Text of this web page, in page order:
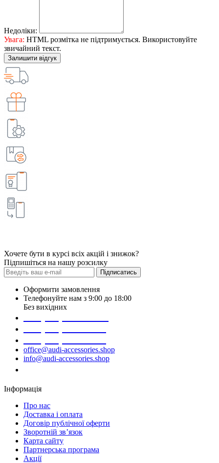
Недоліки:
Увага: HTML розмітка не підтримується. Використовуйте
звичайний текст.
Залишити відгук
Хочете бути в курсі всіх акцій і знижок?
Підпишіться на нашу розсилку
Підписатись
Оформити замовлення
Телефонуйте нам з 9:00 до 18:00
Без вихідних
office@audi-accessories.shop
info@audi-accessories.shop
Інформація
Про нас
Доставка і оплата
Договір публічної оферти
Зворотній зв’язок
Карта сайту
Партнерська програма
Акції